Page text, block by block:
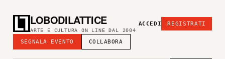
LOBODILATTICE
ARTE E CULTURA ON LINE DAL 2004
SEGNALA EVENTO COLLABORA
ACCEDI REGISTRATI